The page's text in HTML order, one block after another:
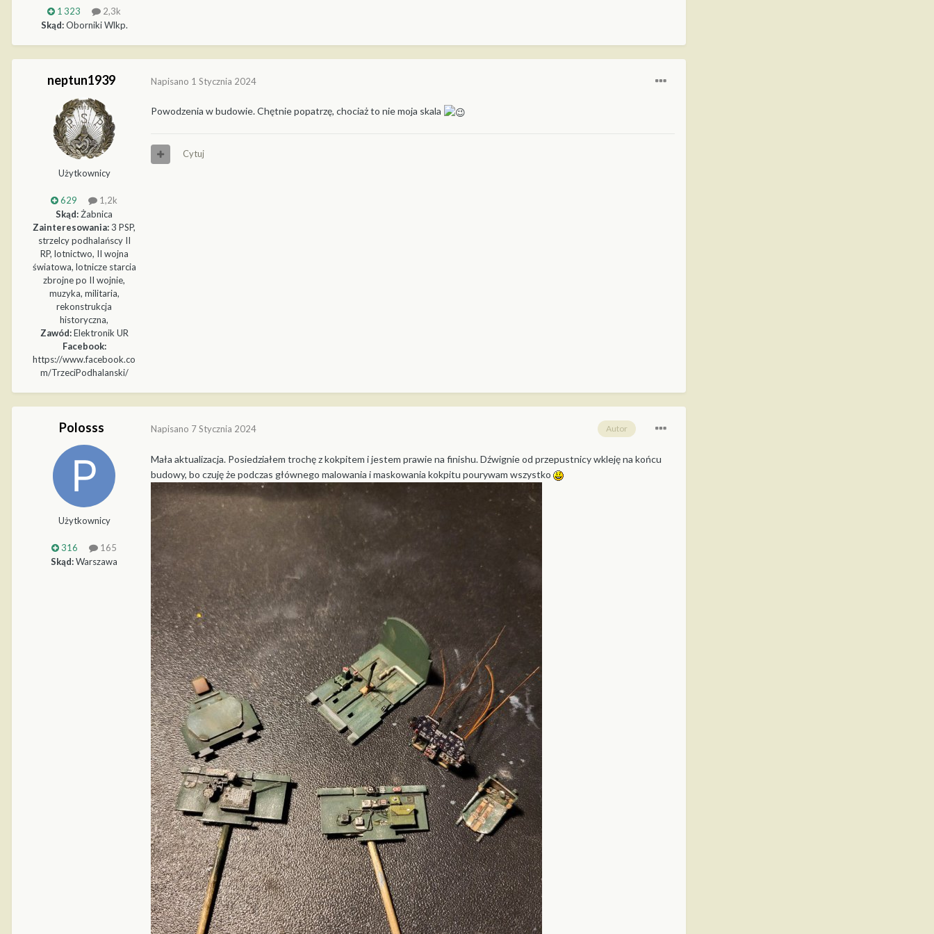
1 323
2,3k
Skąd:Oborniki Wlkp.
neptun1939
Użytkownicy
629
1,2k
Skąd:Żabnica
Zainteresowania:3 PSP,
strzelcy podhalańscy II
RP, lotnictwo, II wojna
światowa, lotnicze starcia
zbrojne po II wojnie,
muzyka, militaria,
rekonstrukcja
historyczna,
Zawód:Elektronik UR
Facebook:
https://www.facebook.co
m/TrzeciPodhalanski/
Napisano 1 Stycznia 2024
Powodzenia w budowie. Chętnie popatrzę, chociaż to nie moja skala
Cytuj
Polosss
Użytkownicy
316
165
Skąd:Warszawa
Autor
Napisano 7 Stycznia 2024
Mała aktualizacja. Posiedziałem trochę z kokpitem i jestem prawie na finishu. Dźwignie od przepustnicy wkleję na końcu
budowy, bo czuję że podczas głównego malowania i maskowania kokpitu pourywam wszystko